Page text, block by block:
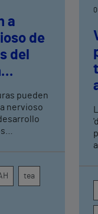
a
de
del
pueden
nervioso
la
tea